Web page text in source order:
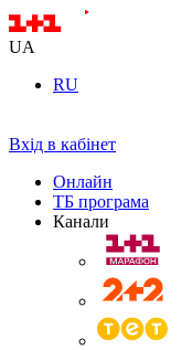
UA
RU
Вхід в кабінет
Онлайн
ТБ програма
Канали